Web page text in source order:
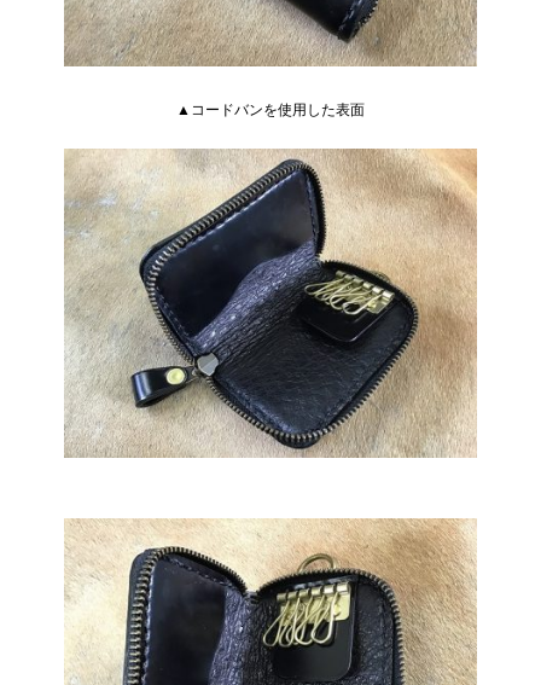
▲コードバンを使用した表面